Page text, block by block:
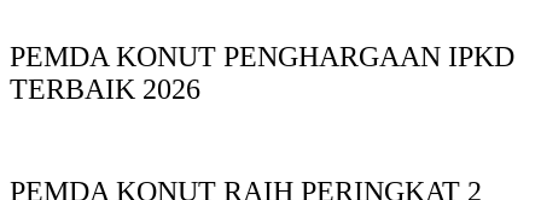
PEMDA KONUT PENGHARGAAN IPKD
TERBAIK 2026
PEMDA KONUT RAIH PERINGKAT 2